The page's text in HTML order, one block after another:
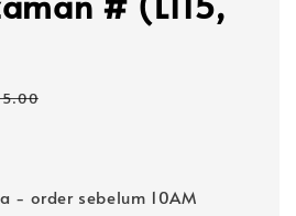
- order sebelum 10AM